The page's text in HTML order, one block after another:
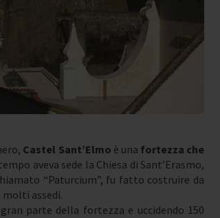
Castel Sant’Elmo è una fortezza che
aveva sede la Chiesa di Sant’Erasmo,
“Paturcium”, fu fatto costruire da
molti assedi.
parte della fortezza e uccidendo 150